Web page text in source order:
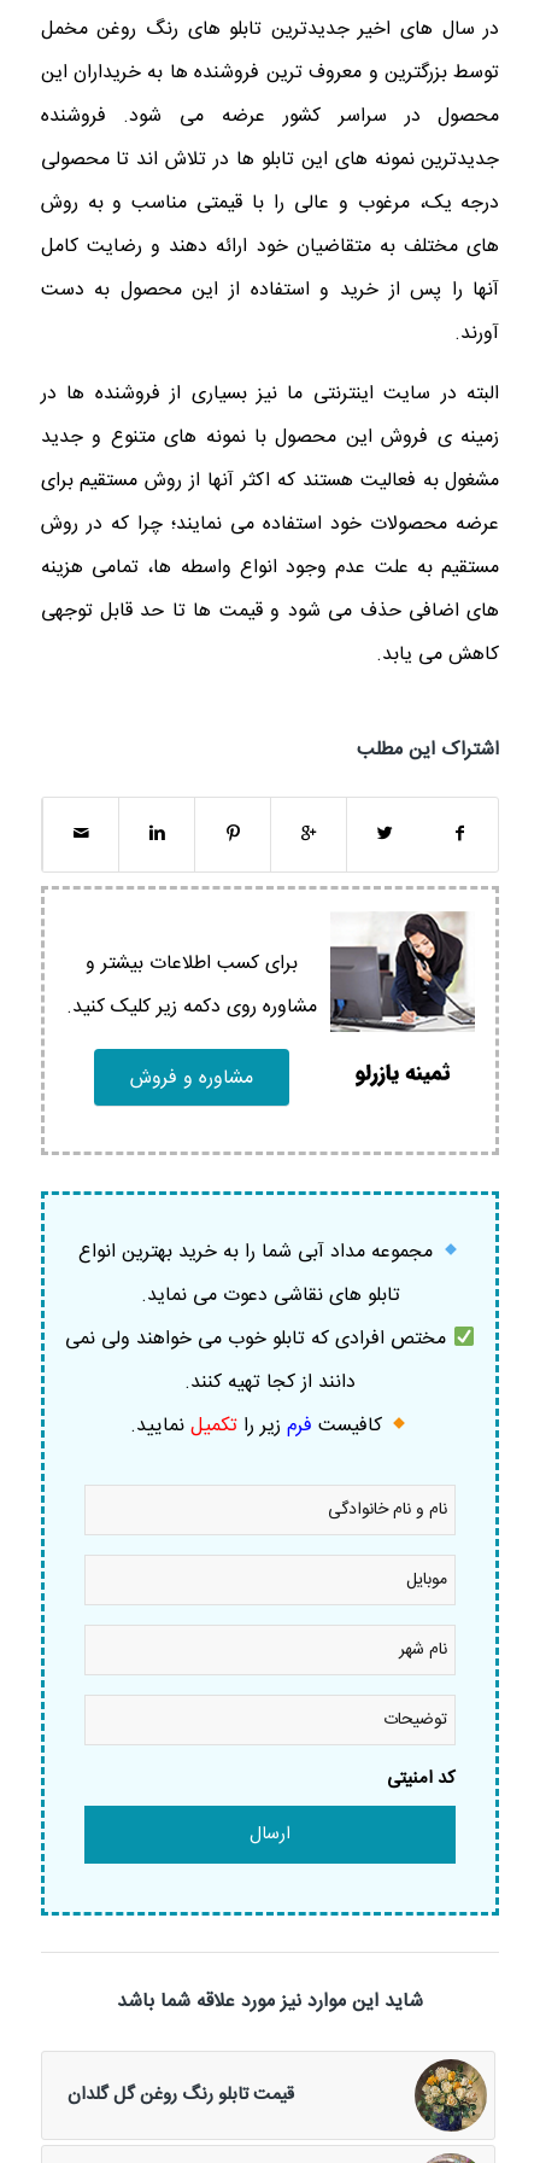
در سال های اخیر جدیدترین تابلو های رنگ روغن مخمل
توسط بزرگترین و معروف ترین فروشنده ها به خریداران این
محصول در سراسر کشور عرضه می شود. فروشنده
جدیدترین نمونه های این تابلو ها در تلاش اند تا محصولی
درجه یک، مرغوب و عالی را با قیمتی مناسب و به روش
های مختلف به متقاضیان خود ارائه دهند و رضایت کامل
آنها را پس از خرید و استفاده از این محصول به دست
آورند.
البته در سایت اینترنتی ما نیز بسیاری از فروشنده ها در
زمینه ی فروش این محصول با نمونه های متنوع و جدید
مشغول به فعالیت هستند که اکثر آنها از روش مستقیم برای
عرضه محصولات خود استفاده می نمایند؛ چرا که در روش
مستقیم به علت عدم وجود انواع واسطه ها، تمامی هزینه
های اضافی حذف می شود و قیمت ها تا حد قابل توجهی
کاهش می یابد.
اشتراک این مطلب
برای کسب اطلاعات بیشتر و
مشاوره روی دکمه زیر کلیک کنید.
مشاوره و فروش
مجموعه مداد آبی شما را به خرید بهترین انواع
تابلو های نقاشی دعوت می نماید.
مختص افرادی که تابلو خوب می خواهند ولی نمی
دانند از کجا تهیه کنند.
کافیست فرم زیر را تکمیلنمایید.
نام
نام
خانوادگی
موبایل
نام
شهر *
توضیحات
کد امنیتی
شاید این موارد نیز مورد علاقه شما باشد
قیمت تابلو رنگ روغن گل گلدان